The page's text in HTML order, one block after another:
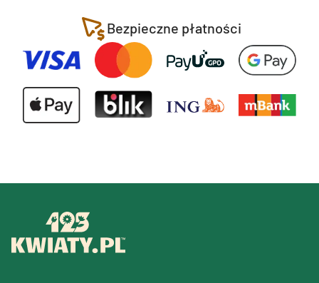
Bezpieczne płatności